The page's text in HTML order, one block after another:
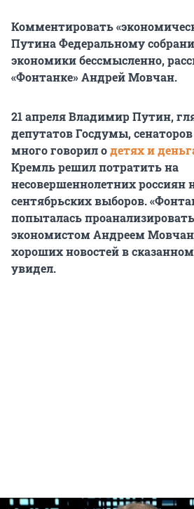
Комментировать
Путина Федеральному
экономики бессмысленно,
«Фонтанке» Андрей Мовчан.
21 апреля Владимир Путин,
депутатов Госдумы,
много говорил одетях и
Кремль решил потратить на
несовершеннолетних россиян
сентябрьских выборов.
попыталась проанализировать
экономистом Андреем
хороших новостей в
увидел.